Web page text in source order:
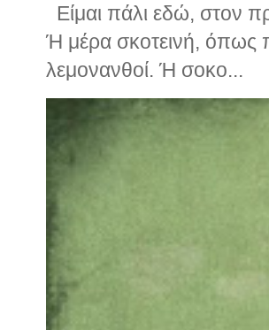
Είμαι πάλι εδώ, στον
Ή μέρα σκοτεινή, όπως
λεμονανθοί. Ή σοκο...